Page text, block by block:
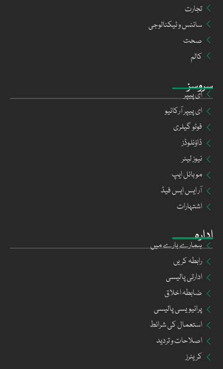
ادارہ
ہمارے بارے میں
رابطہ کریں
ادارتی پالیسی
ضابطہ اخلاق
پرائیویسی پالیسی
استعمال کی شرائط
اصلاحات و تردید
کریئرز
سروسز
ای پیپر
ای پیپر آرکائیو
فوٹو گیلری
ڈاؤنلوڈز
نیوز لیٹر
موبائل ایپ
آر ایس ایس فیڈ
اشتہارات
تجارت
سائنس و ٹیکنالوجی
صحت
کالم